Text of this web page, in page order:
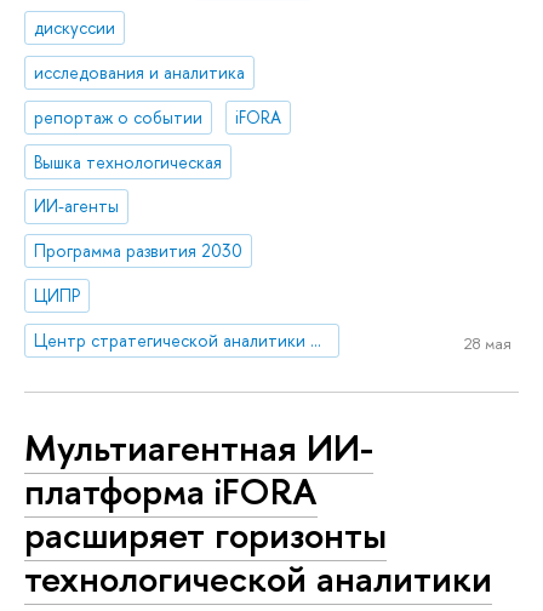
дискуссии
исследования и аналитика
репортаж о событии
iFORA
Вышка технологическая
ИИ-агенты
Программа развития 2030
ЦИПР
Центр стратегической аналитики и больших данных
28 мая
Мультиагентная ИИ-
платформа iFORA
расширяет горизонты
технологической аналитики